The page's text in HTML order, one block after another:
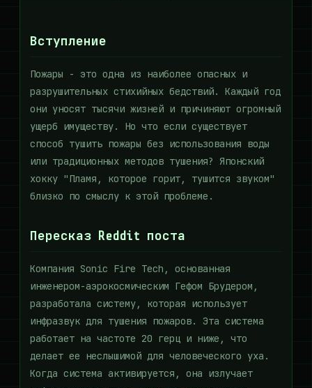
Вступление
Пожары - это одна из наиболее опасных и
разрушительных стихийных бедствий. Каждый год
они уносят тысячи жизней и причиняют огромный
ущерб имуществу. Но что если существует
способ тушить пожары без использования воды
или традиционных методов тушения? Японский
хокку "Пламя, которое горит, тушится звуком"
близко по смыслу к этой проблеме.
Пересказ Reddit поста
Компания Sonic Fire Tech, основанная
инженером-аэрокосмическим Гефом Брудером,
разработала систему, которая использует
инфразвук для тушения пожаров. Эта система
работает на частоте 20 герц и ниже, что
делает ее неслышимой для человеческого уха.
Когда система активируется, она излучает